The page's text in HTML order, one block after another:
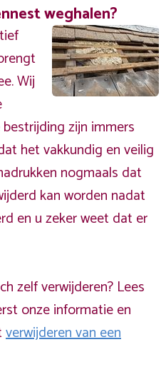
weghalen?
Wij
zijn immers
het vakkundig en veilig
nogmaals dat
kan worden nadat
en u zeker weet dat er
zelf verwijderen? Lees
onze informatie en
verwijderen van een